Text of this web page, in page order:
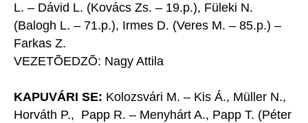
L. – Dávid L. (Kovács Zs. – 19.p.), Füleki N.
(Balogh L. – 71.p.), Irmes D. (Veres M. – 85.p.) –
Farkas Z.
VEZETÕEDZÕ: Nagy Attila
KAPUVÁRI SE: Kolozsvári M. – Kis Á., Müller N.,
Horváth P., Papp R. – Menyhárt A., Papp T. (Péter